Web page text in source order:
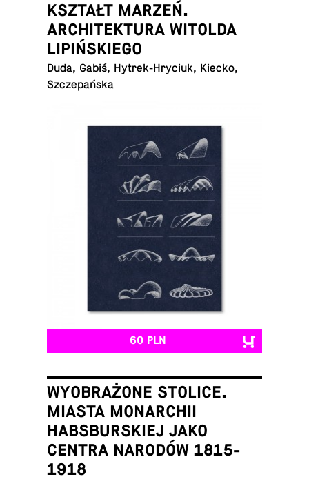
KSZTAŁT MARZEŃ.
ARCHITEKTURA WITOLDA
LIPIŃSKIEGO
Duda, Gabiś, Hy­trek-Hry­ciuk, Kiecko,
Szczepańska
60 PLN
WYOBRAŻONE STOLICE.
MIASTA MONARCHII
HABSBURSKIEJ JAKO
CENTRA NARODÓW 1815-
1918